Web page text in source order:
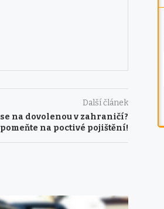
Další článek
na dovolenou v zahraničí?
na poctivé pojištění!